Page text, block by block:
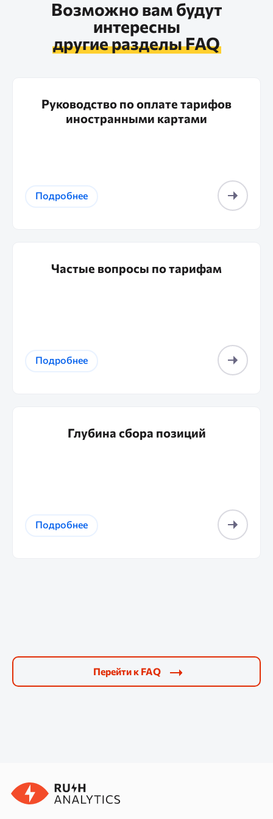
Возможно вам будут
интересны
другие разделы FAQ
Руководство по оплате тарифов
иностранными картами
Подробнее
Частые вопросы по тарифам
Подробнее
Глубина сбора позиций
Подробнее
Перейти к FAQ